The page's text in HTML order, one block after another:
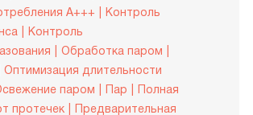
A+++
Контроль
Контроль
Обработка паром
Оптимизация длительности
паром Пар
Полная
протечек
Предварительная